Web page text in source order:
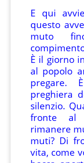
E qui
questo
muto
È il giorno
al popolo
pregare.
preghiera
silenzio.
fronte al
rimanere
muti? Di
vita, come